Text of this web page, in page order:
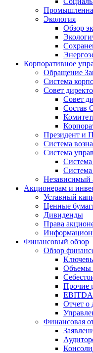
Экология
Обзор
Корпоративное
Обращение
Система
Совет
Совет
Состав
Президент и
Система
Система
Система
Независимый
Акционерам и
Уставный
Ценные
Дивиденды
Права
Финансовый обзор
Обзор
Объемы
Прочие
EBITDA
Отчет о
Финансовая